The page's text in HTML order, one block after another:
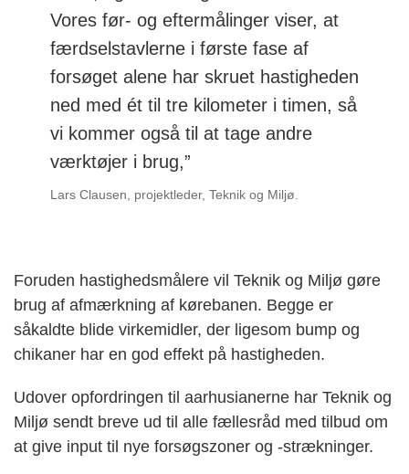
Vores før- og eftermålinger viser, at
færdselstavlerne i første fase af
forsøget alene har skruet hastigheden
ned med ét til tre kilometer i timen, så
vi kommer også til at tage andre
værktøjer i brug,”
Lars Clausen, projektleder, Teknik og Miljø.
Foruden hastighedsmålere vil Teknik og Miljø gøre
brug af afmærkning af kørebanen. Begge er
såkaldte blide virkemidler, der ligesom bump og
chikaner har en god effekt på hastigheden.
Udover opfordringen til aarhusianerne har Teknik og
Miljø sendt breve ud til alle fællesråd med tilbud om
at give input til nye forsøgszoner og -strækninger.